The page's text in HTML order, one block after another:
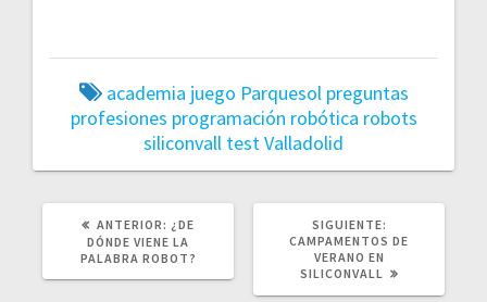
academia juego Parquesol preguntas
profesiones programación robótica robots
siliconvall testValladolid
ANTERIOR: POST
ANTERIOR:
¿DE
DÓNDE VIENE LA
PALABRA ROBOT?
SIGUIENTE:
POST:
CAMPAMENTOS DE
VERANO EN
SILICONVALL